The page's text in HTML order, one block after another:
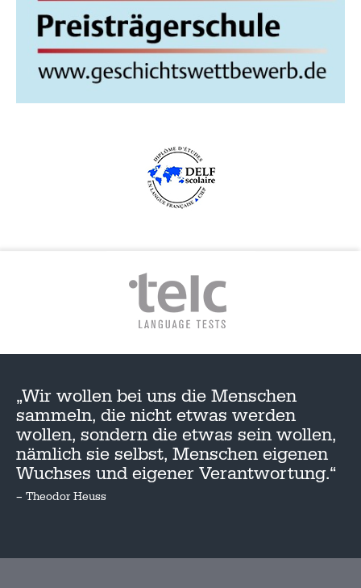
„Wir wollen bei uns die Menschen
sammeln, die nicht etwas werden
wollen, sondern die etwas sein wollen,
nämlich sie selbst, Menschen eigenen
Wuchses und eigener Verantwortung.“
– Theodor Heuss